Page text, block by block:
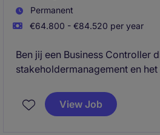
Permanent
€64.800 - €84.520 per year
Ben jij een Business Controller
stakeholdermanagement en
logistieke omgeving in Tilburg
sparringpartner voor
View Job